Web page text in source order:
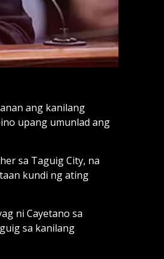
ang kanilang
upang umunlad ang
sa Taguig City, na
kundi ng ating
ni Cayetano sa
sa kanilang